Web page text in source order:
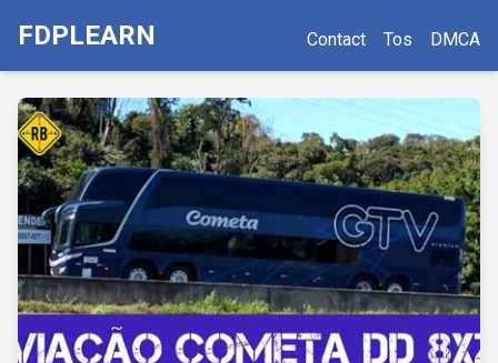
FDPLEARN Contact Tos DMCA